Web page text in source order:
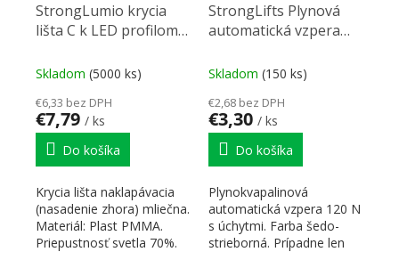
StrongLumio krycia
lišta C k LED profilom
3000mm
Skladom (5000 ks)
€6,33 bez DPH
€7,79 / ks
Do košíka
Krycia lišta naklapávacia
(nasadenie zhora) mliečna.
Materiál: Plast PMMA.
Priepustnosť svetla 70%.
StrongLifts Plynová
automatická vzpera
Skladom (150 ks)
€2,68 bez DPH
€3,30 / ks
Do košíka
Plynokvapalinová
automatická vzpera 120 N
s úchytmi. Farba šedo-
strieborná. Prípadne len